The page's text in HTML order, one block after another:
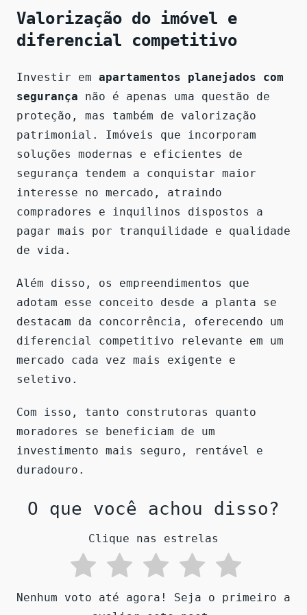
Valorização do imóvel e
diferencial competitivo
Investir em apartamentos planejados com
segurança não é apenas uma questão de
proteção, mas também de valorização
patrimonial. Imóveis que incorporam
soluções modernas e eficientes de
segurança tendem a conquistar maior
interesse no mercado, atraindo
compradores e inquilinos dispostos a
pagar mais por tranquilidade e qualidade
de vida.
Além disso, os empreendimentos que
adotam esse conceito desde a planta se
destacam da concorrência, oferecendo um
diferencial competitivo relevante em um
mercado cada vez mais exigente e
seletivo.
Com isso, tanto construtoras quanto
moradores se beneficiam de um
investimento mais seguro, rentável e
duradouro.
O que você achou disso?
Clique nas estrelas
Nenhum voto até agora! Seja o primeiro a